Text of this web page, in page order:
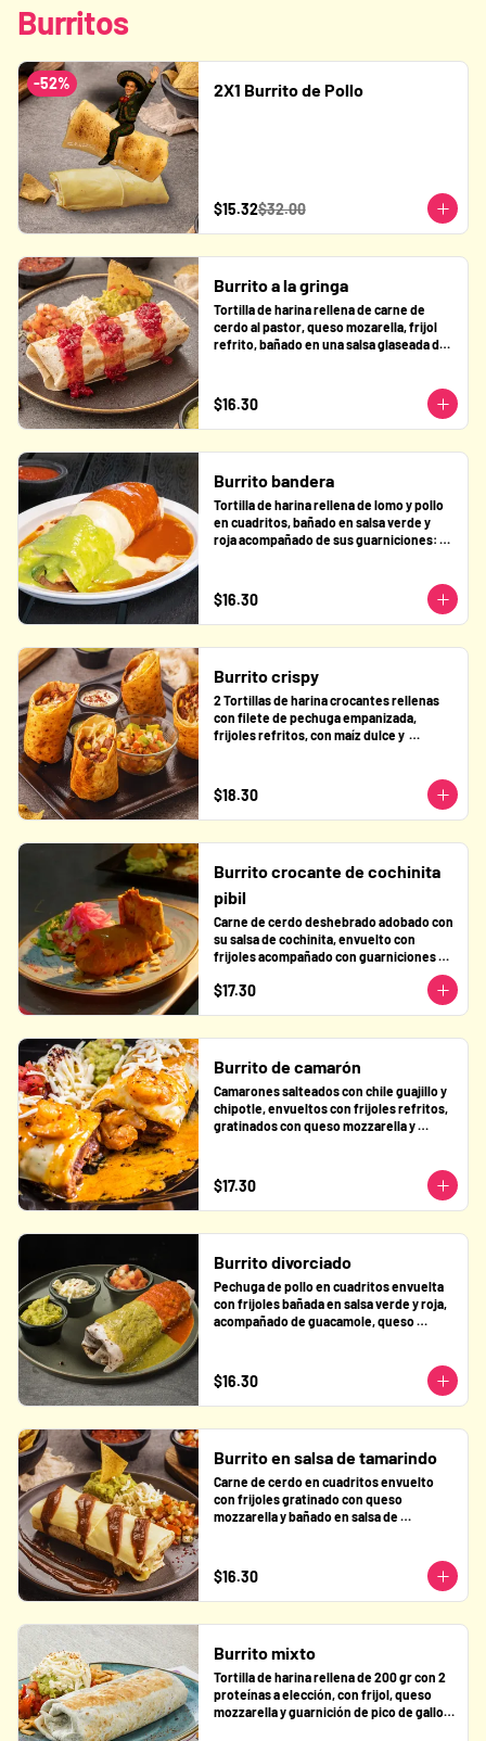
Burritos
-52% 2X1 Burrito de Pollo
$15.32$32.00
Burrito a la gringa
Tortilla de harina rellena de carne de
cerdo al pastor, queso mozarella, frijol
refrito, bañado en una salsa glaseada de
queso fresco.
$16.30
Burrito bandera
Tortilla de harina rellena de lomo y pollo
en cuadritos, bañado en salsa verde y
roja acompañado de sus guarniciones:
$16.30
Burrito crispy
2 Tortillas de harina crocantes rellenas
con filete de pechuga empanizada,
frijoles refritos, con maíz dulce y
$18.30
Burrito crocante de cochinita
pibil
Carne de cerdo deshebrado adobado con
su salsa de cochinita, envuelto con
frijoles acompañado con guarniciones de
guacamole, queso fresco y pico de gallo.
$17.30
Burrito de camarón
Camarones salteados con chile guajillo y
chipotle, envueltos con frijoles refritos,
gratinados con queso mozzarella y
$17.30
Burrito divorciado
Pechuga de pollo en cuadritos envuelta
con frijoles bañada en salsa verde y roja,
acompañado de guacamole, queso
$16.30
Burrito en salsa de tamarindo
Carne de cerdo en cuadritos envuelto
con frijoles gratinado con queso
mozzarella y bañado en salsa de
$16.30
Burrito mixto
Tortilla de harina rellena de 200 gr con 2
proteínas a elección, con frijol, queso
mozzarella y guarnición de pico de gallo,